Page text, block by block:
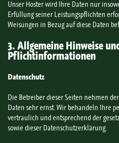
Unser Hoster wird Ihre Daten nur
Erfüllung seiner Leistungspflichten
Weisungen in Bezug auf diese Daten
3. Allgemeine Hinweise
Pflichtinformationen
Datenschutz
Die Betreiber dieser Seiten nehmen
Daten sehr ernst. Wir behandeln Ihre
vertraulich und entsprechend der
sowie dieser Datenschutzerklärung.